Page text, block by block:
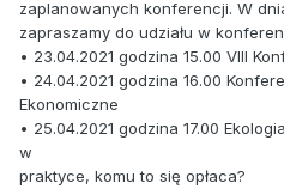
zaplanowanych konferencji. W
zapraszamy do udziału w
• 23.04.2021 godzina 15.00 VIII
• 24.04.2021 godzina 16.00
Ekonomiczne
• 25.04.2021 godzina 17.00
w
praktyce, komu to się opłaca?